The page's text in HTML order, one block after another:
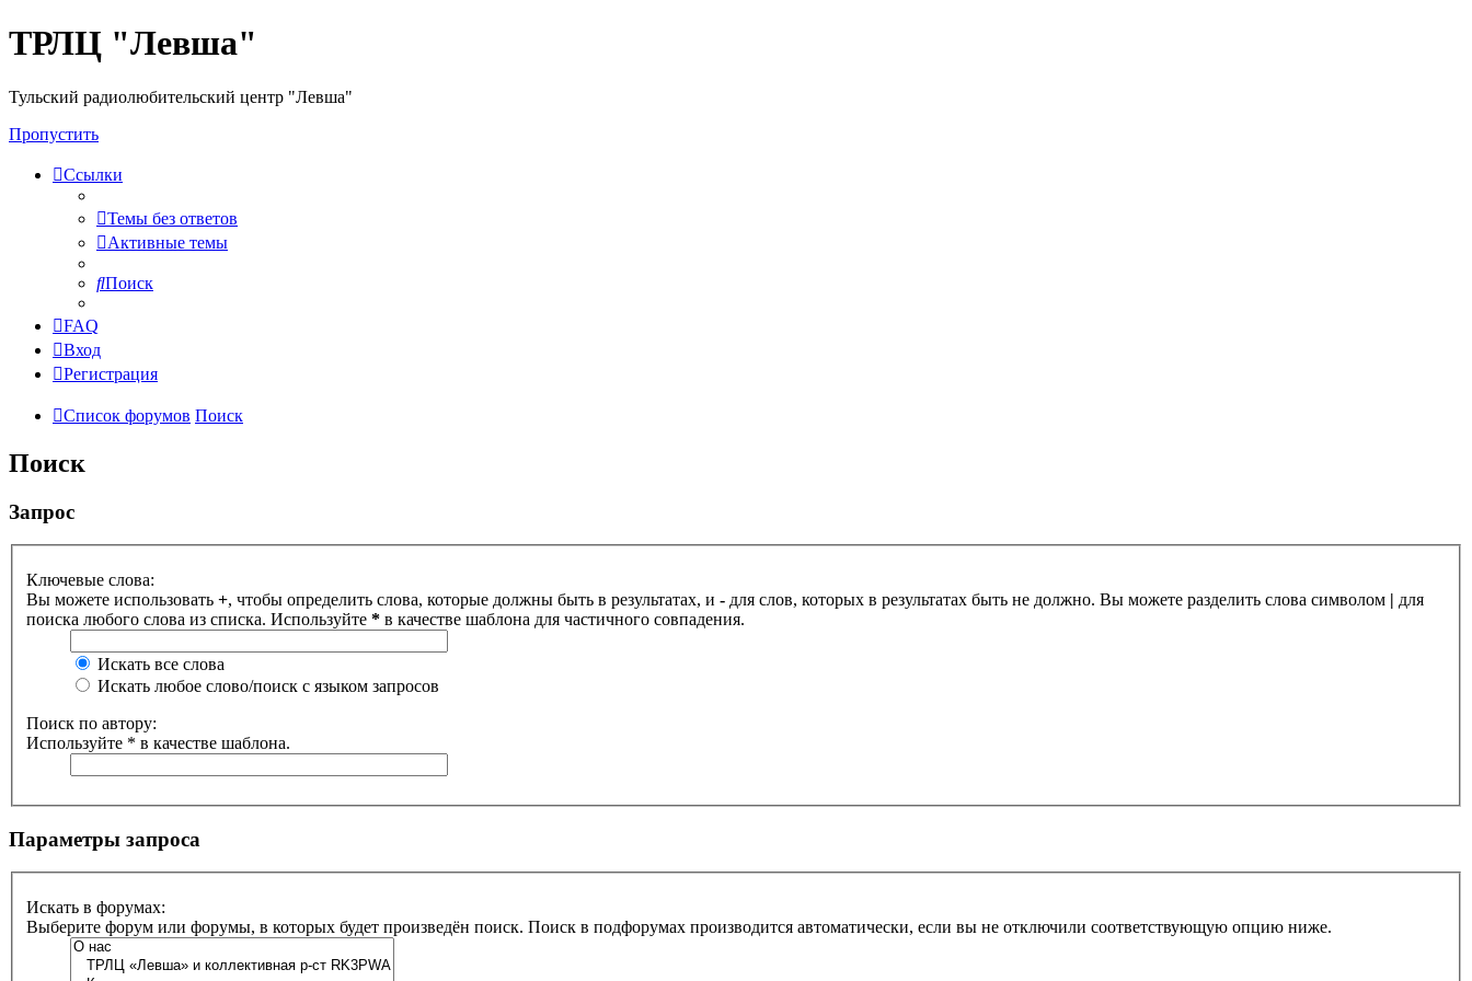
ТРЛЦ "Левша"
Тульский радиолюбительский центр "Левша"
Пропустить
Ссылки
Темы без ответов
Активные темы
Поиск
FAQ
Вход
Регистрация
Список форумов Поиск
Поиск
Запрос
Ключевые слова:
Вы можете использовать +, чтобы определить слова, которые должны быть в результатах, и - для слов, которых в результатах быть не должно. Вы можете разделить слова символом | для
поиска любого слова из списка. Используйте * в качестве шаблона для частичного совпадения.
Искать все слова
Искать любое слово/поиск с языком запросов
Поиск по автору:
Используйте * в качестве шаблона.
Параметры запроса
Искать в форумах:
Выберите форум или форумы, в которых будет произведён поиск. Поиск в подфорумах производится автоматически, если вы не отключили соответствующую опцию ниже.